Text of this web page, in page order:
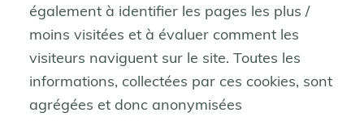
également à identifier les pages les plus /
moins visitées et à évaluer comment les
visiteurs naviguent sur le site. Toutes les
informations, collectées par ces cookies, sont
agrégées et donc anonymisées